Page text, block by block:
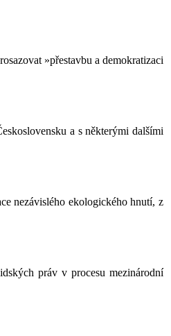
»přestavbu a demokratizaci
a s některými dalšími
nezávislého ekologického hnutí, z
práv v procesu mezinárodní